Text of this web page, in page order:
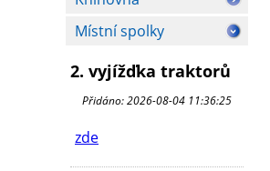
Místní spolky
2. vyjížďka traktorů
Přidáno: 2026-08-04 11:36:25
zde